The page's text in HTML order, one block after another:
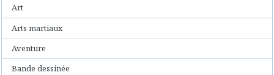
Art
Arts martiaux
Aventure
Bande dessinée